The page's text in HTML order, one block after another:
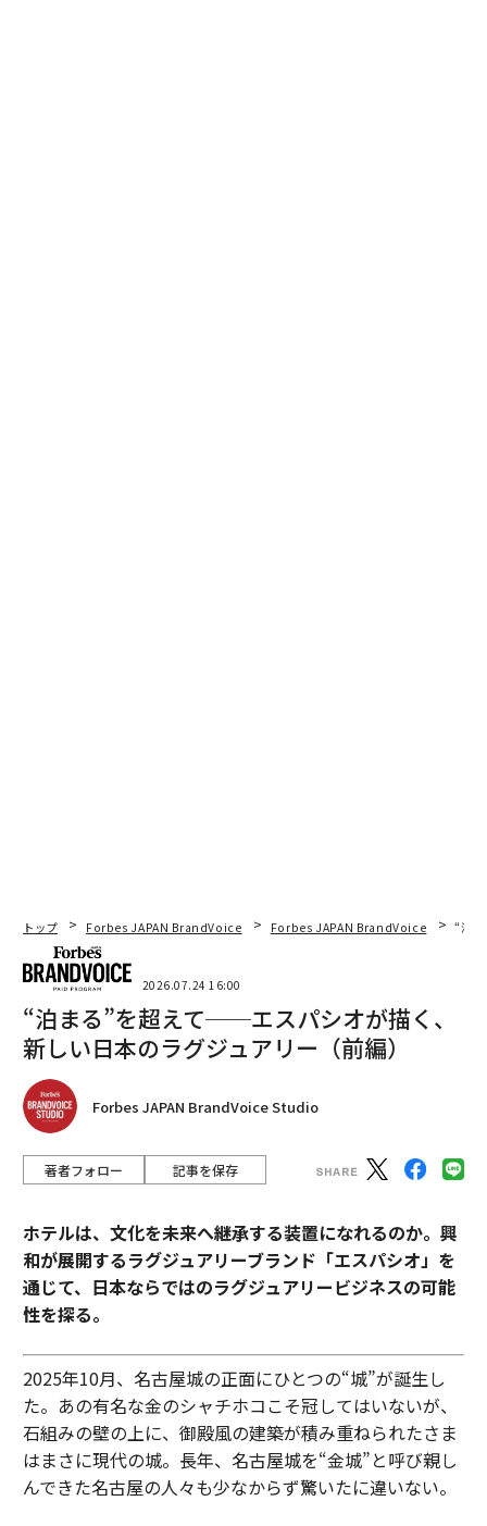
advertisement
トップ Forbes JAPAN BrandVoice Forbes JAPAN BrandVoice “泊
2026.07.24 16:00
“泊まる”を超えて──エスパシオが描く、
新しい日本のラグジュアリー（前編）
Forbes JAPAN BrandVoice Studio
著者フォロー 記事を保存
ホテルは、文化を未来へ継承する装置になれるのか。興
和が展開するラグジュアリーブランド「エスパシオ」を
通じて、日本ならではのラグジュアリービジネスの可能
性を探る。
2025年10月、名古屋城の正面にひとつの“城”が誕生し
た。あの有名な金のシャチホコこそ冠してはいないが、
石組みの壁の上に、御殿風の建築が積み重ねられたさま
はまさに現代の城。長年、名古屋城を“金城”と呼び親し
んできた名古屋の人々も少なからず驚いたに違いない。